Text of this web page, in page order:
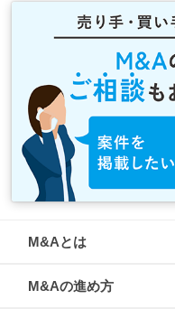
M&Aとは
M&Aの進め方